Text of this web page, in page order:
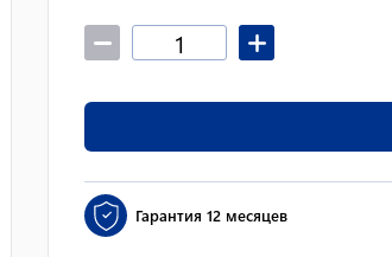
Гарантия 12 месяцев